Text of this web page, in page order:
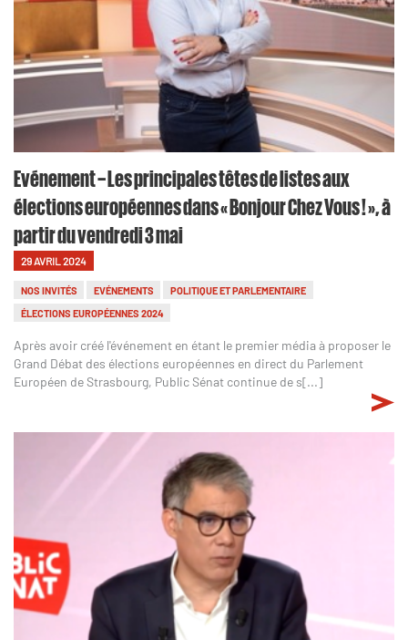
Evénement – Les principales têtes de listes aux
élections européennes dans « Bonjour Chez Vous ! », à
partir du vendredi 3 mai
29 AVRIL 2024
NOS INVITÉS EVÉNEMENTS
POLITIQUE ET PARLEMENTAIRE
ÉLECTIONS EUROPÉENNES 2024
Après avoir créé l'événement en étant le premier média à proposer le
Grand Débat des élections européennes en direct du Parlement
Européen de Strasbourg, Public Sénat continue de s[...]